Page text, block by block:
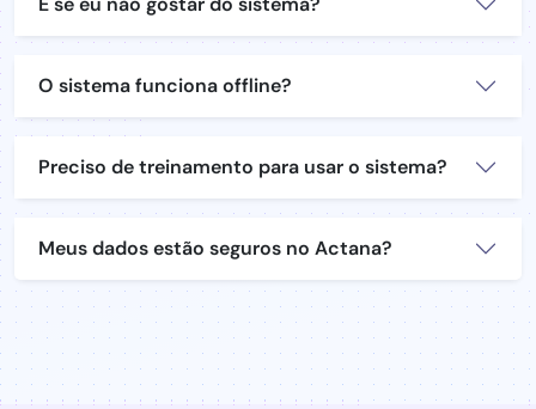
O sistema funciona offline?
Preciso de treinamento para usar o sistema?
Meus dados estão seguros no Actana?